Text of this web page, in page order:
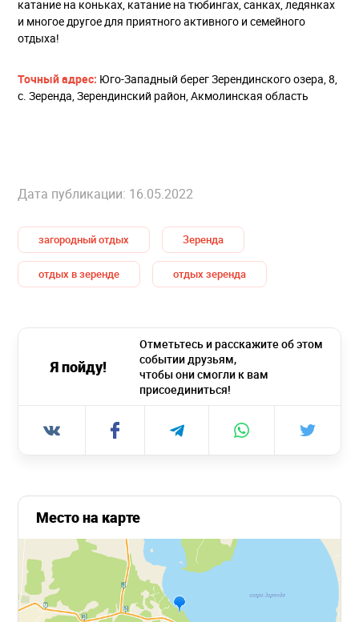
катание на коньках, катание на тюбингах, санках, ледянках
и многое другое для приятного активного и семейного
отдыха!
Точный адрес: Юго-Западный берег Зерендинского озера, 8,
с. Зеренда, Зерендинский район, Акмолинская область
Дата публикации: 16.05.2022
загородный отдых Зеренда
отдых в зеренде отдых зеренда
Я пойду!
Отметьтесь и расскажите об этом
событии друзьям,
чтобы они смогли к вам
присоединиться!
Место на карте